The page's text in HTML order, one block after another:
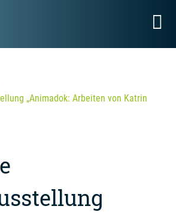
„Animadok: Arbeiten von Katrin